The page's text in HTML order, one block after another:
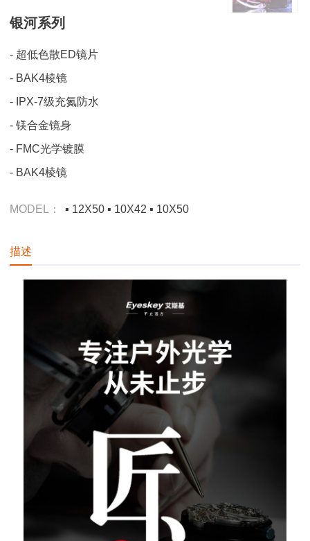
银河系列
- 超低色散ED镜片
- BAK4棱镜
- IPX-7级充氮防水
- 镁合金镜身
- FMC光学镀膜
- BAK4棱镜
MODEL： ▪ 12X50 ▪ 10X42 ▪ 10X50
描述